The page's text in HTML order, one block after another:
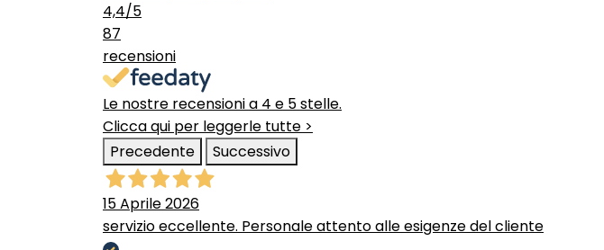
4,4/5
87
recensioni
Le nostre recensioni a 4 e 5 stelle.
Clicca qui per leggerle tutte >
Precedente
Successivo
15 Aprile 2026
servizio eccellente. Personale attento alle esigenze del cliente